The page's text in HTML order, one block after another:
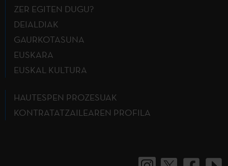
ZER EGITEN DUGU?
DEIALDIAK
GAURKOTASUNA
EUSKARA
EUSKAL KULTURA
HAUTESPEN PROZESUAK
KONTRATATZAILEAREN PROFILA